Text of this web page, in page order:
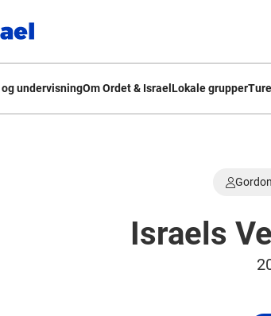
undervisningOm Ordet & Israel Lokale grupper

Israels